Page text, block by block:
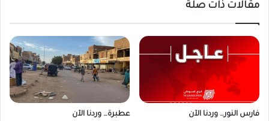
مقالات ذات صلة
فارس النور… وردنا الآن عطبرة… وردنا الآن